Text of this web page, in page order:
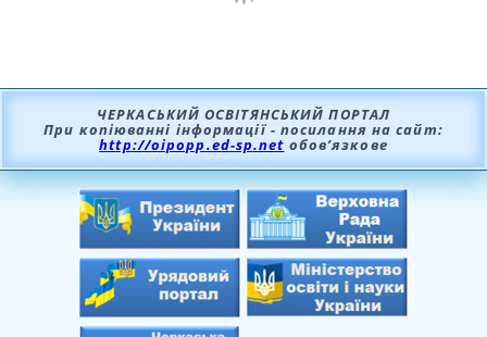
ЧЕРКАСЬКИЙ ОСВІТЯНСЬКИЙ ПОРТАЛ
При копіюванні інформації - посилання на сайт:
http://oipopp.ed-sp.net обов’язкове